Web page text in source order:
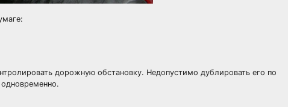
дорожную обстановку. Недопустимо дублировать его по